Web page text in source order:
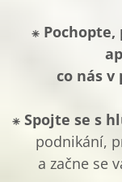
⁕
co nás
⁕ Spojte se s
podnikání,
a začne se